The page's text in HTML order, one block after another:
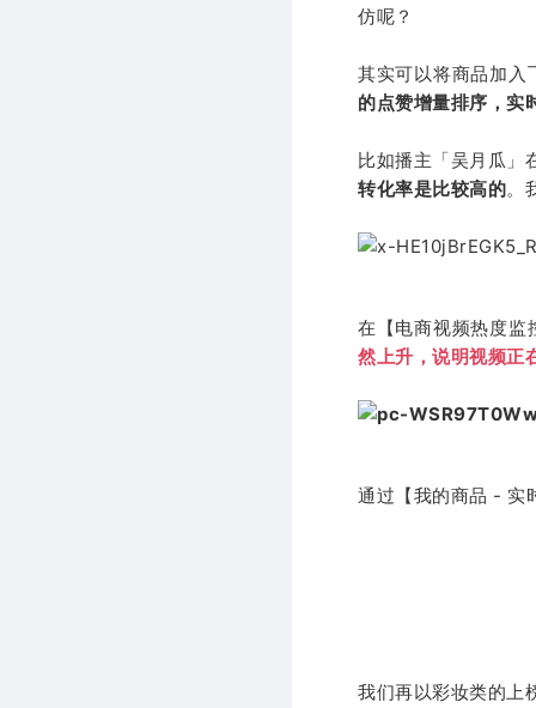
仿呢？
其实可以将商品加入
的点赞增量排序，实
比如播主「吴月瓜」
转化率是比较高的。
在【电商视频热度监
然上升，说明视频正
通过【我的商品 - 实
我们再以彩妆类的上